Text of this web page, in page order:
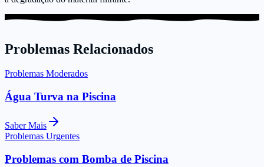
Problemas Relacionados
Problemas Moderados
Água Turva na Piscina
Saber Mais
Problemas Urgentes
Problemas com Bomba de Piscina